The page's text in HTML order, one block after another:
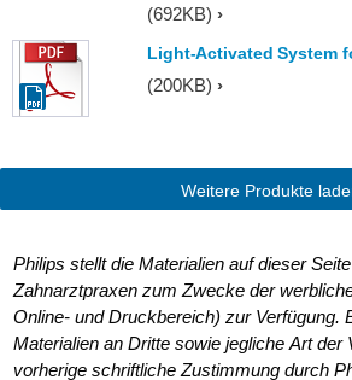
(692KB)
Light-Activated System
(200KB)
Weitere Produkte
Philips stellt die Materialien auf dieser
Zahnarztpraxen zum Zwecke der
Online- und Druckbereich) zur Verfügung.
Materialien an Dritte sowie jegliche Art der
vorherige schriftliche Zustimmung durch